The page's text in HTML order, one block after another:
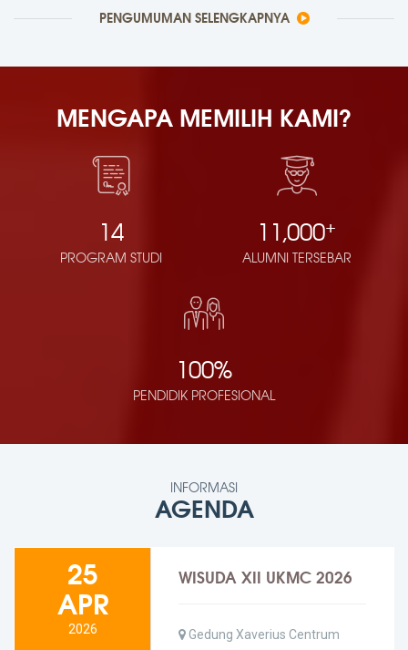
PENGUMUMAN SELENGKAPNYA
MENGAPA MEMILIH KAMI?
14
PROGRAM STUDI
11,000+
ALUMNI TERSEBAR
100%
PENDIDIK PROFESIONAL
INFORMASI
AGENDA
25
APR
2026
WISUDA XII UKMC 2026
Gedung Xaverius Centrum